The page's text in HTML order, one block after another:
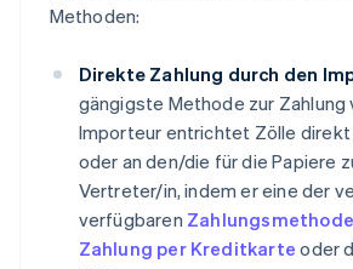
Methoden:
Direkte Zahlung durch den
gängigste Methode zur Zahlung
Importeur entrichtet Zölle
oder an den/die für die Papiere
Vertreter/in, indem er eine der
verfügbaren
Zahlung per Kreditkarte oder